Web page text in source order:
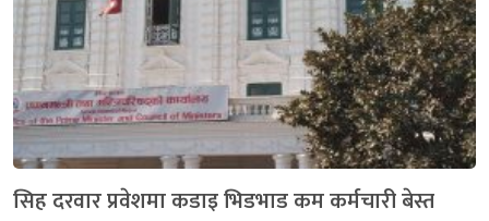
सिह दरवार प्रवेशमा कडाइ भिडभाड कम कर्मचारी बेस्त